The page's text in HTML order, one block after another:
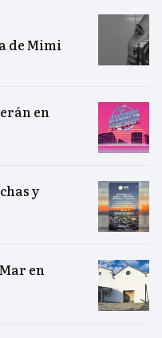
de Mimi
en
y
en